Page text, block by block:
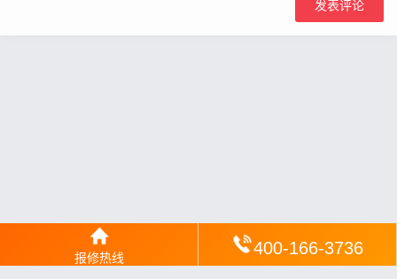
报修热线 400-166-3736